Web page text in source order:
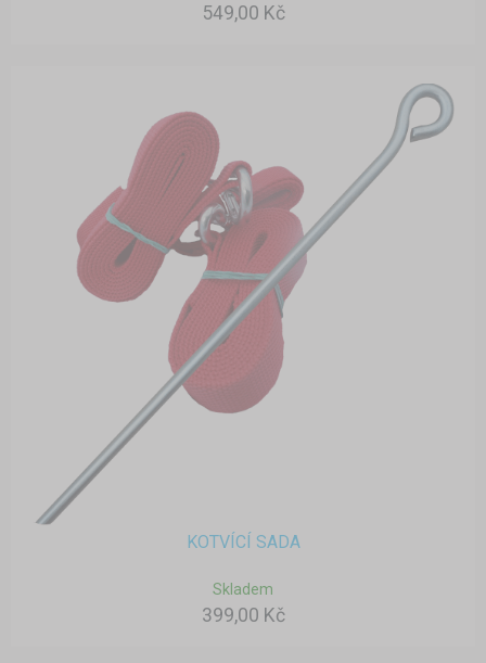
549,00 Kč
KOTVÍCÍ SADA
Skladem
399,00 Kč